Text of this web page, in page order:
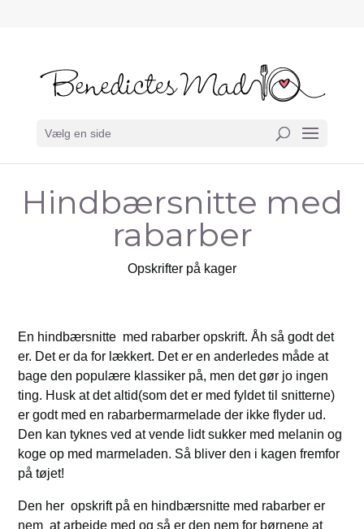
Vælg en side
Hindbærsnitte med
rabarber
Opskrifter på kager
En hindbærsnitte med rabarber opskrift. Åh så godt det
er. Det er da for lækkert. Det er en anderledes måde at
bage den populære klassiker på, men det gør jo ingen
ting. Husk at det altid(som det er med fyldet til snitterne)
er godt med en rabarbermarmelade der ikke flyder ud.
Den kan tyknes ved at vende lidt sukker med melanin og
koge op med marmeladen. Så bliver den i kagen fremfor
på tøjet!
Den her opskrift på en hindbærsnitte med rabarber er
nem at arbejde med og så er den nem for børnene at